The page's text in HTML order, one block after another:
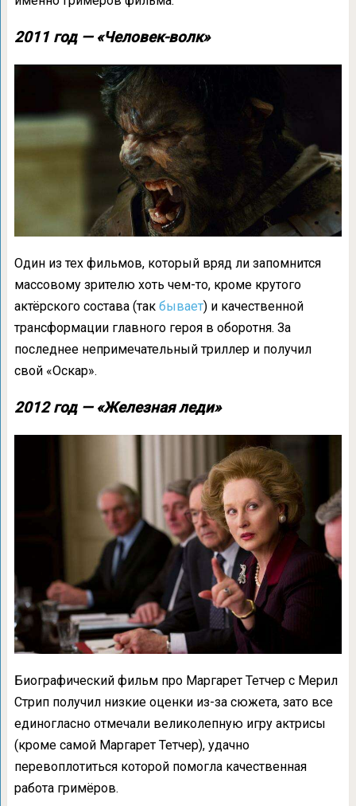
2011 год — «Человек-волк»
Один из тех фильмов, который вряд ли запомнится
массовому зрителю хоть чем-то, кроме крутого
актёрского состава (так бывает) и качественной
трансформации главного героя в оборотня. За
последнее непримечательный триллер и получил
свой «Оскар».
2012 год — «Железная леди»
Биографический фильм про Маргарет Тетчер с Мерил
Стрип получил низкие оценки из-за сюжета, зато все
единогласно отмечали великолепную игру актрисы
(кроме самой Маргарет Тетчер), удачно
перевоплотиться которой помогла качественная
работа гримёров.